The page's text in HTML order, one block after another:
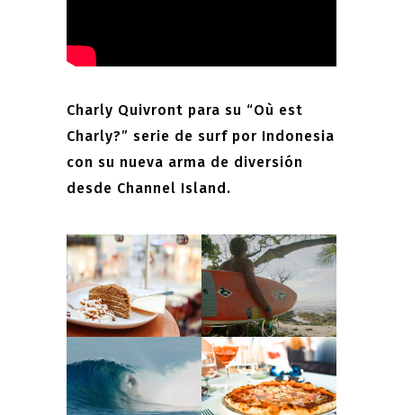
Charly Quivront para su “Où est
Charly?” serie de surf por Indonesia
con su nueva arma de diversión
desde Channel Island.